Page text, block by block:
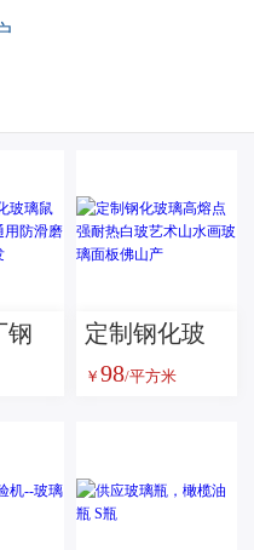
钢
定制钢化玻
璃高熔点强
璃面板佛山
￥ 98/平方米